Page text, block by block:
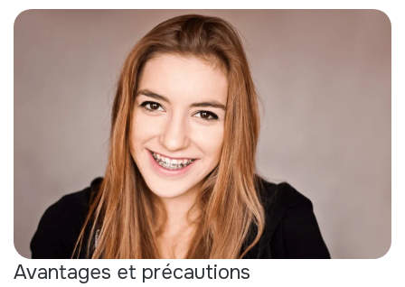
Avantages et précautions